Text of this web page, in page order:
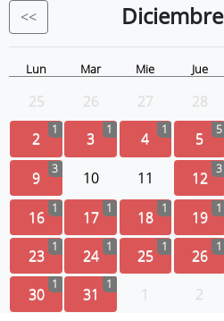
Eventos
<< Diciembre
Lun Mar Mie Jue
25 26 27 28
2 1 3 1 4 1 5 5
9 3 10 11 12 3
16 1 17 1 18 1 19 1
23 1 24 1 25 1 26 1
30 1 31 1 1 2